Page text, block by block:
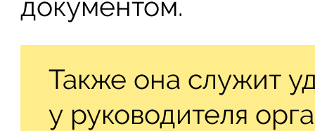
Также она служит
у руководителя